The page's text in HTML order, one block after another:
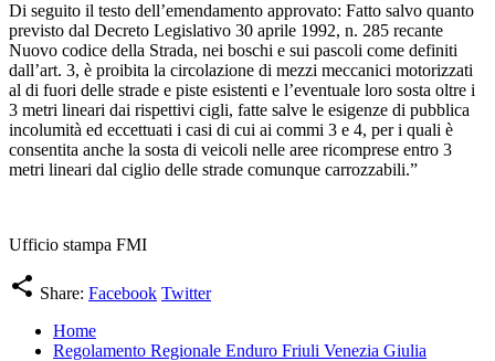
Di seguito il testo dell’emendamento approvato: Fatto salvo quanto
previsto dal Decreto Legislativo 30 aprile 1992, n. 285 recante
Nuovo codice della Strada, nei boschi e sui pascoli come definiti
dall’art. 3, è proibita la circolazione di mezzi meccanici motorizzati
al di fuori delle strade e piste esistenti e l’eventuale loro sosta oltre i
3 metri lineari dai rispettivi cigli, fatte salve le esigenze di pubblica
incolumità ed eccettuati i casi di cui ai commi 3 e 4, per i quali è
consentita anche la sosta di veicoli nelle aree ricomprese entro 3
metri lineari dal ciglio delle strade comunque carrozzabili.”
Ufficio stampa FMI
share Share: Facebook Twitter
Home
Regolamento Regionale Enduro Friuli Venezia Giulia